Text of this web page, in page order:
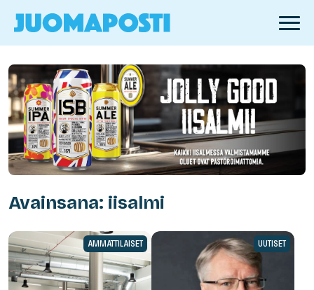
Avainsana: iisalmi
AMMATTILAISET UUTISET